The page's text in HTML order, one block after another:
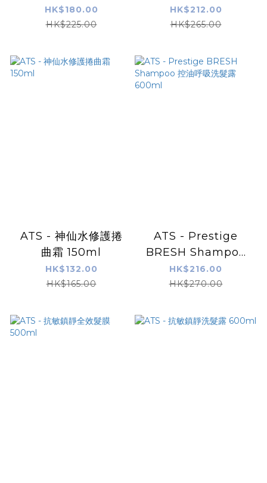
300ml
HK$180.00
HK$225.00
HK$212.00
HK$265.00
ATS - 神仙水修護捲
曲霜 150ml
HK$132.00
HK$165.00
ATS - Prestige
BRESH Shampoo
控油呼吸洗髮露
600ml
HK$216.00
HK$270.00